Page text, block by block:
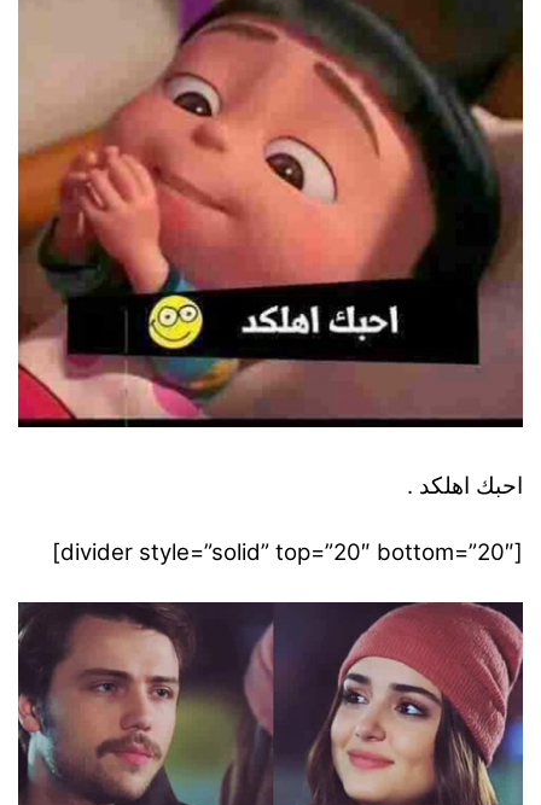
احبك اهلكد .
[divider style=”solid” top=”20″ bottom=”20″]